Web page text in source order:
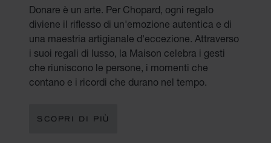
Donare è un arte. Per Chopard, ogni regalo
diviene il riflesso di un'emozione autentica e di
una maestria artigianale d'eccezione. Attraverso
i suoi regali di lusso, la Maison celebra i gesti
che riuniscono le persone, i momenti che
contano e i ricordi che durano nel tempo.
SCOPRI DI PIÙ